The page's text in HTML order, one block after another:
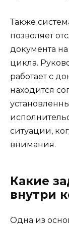
Также
позволяет
документа
цикла.
работает с
находится
ситуации,
внимания.
Какие
внутри
Одна из